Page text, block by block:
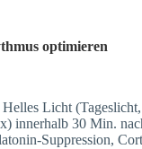
optimieren
Helles Licht
innerhalb 30 Min.
Suppression,